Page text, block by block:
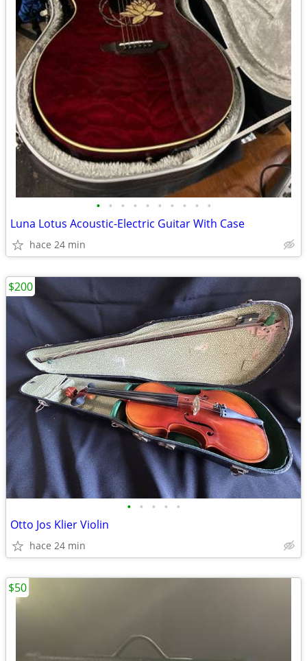
• • • • • • • • • •
Luna Lotus Acoustic-Electric Guitar With Case
hace 24 min
• • • • •
Otto Jos Klier Violin
hace 24 min
$200
$50